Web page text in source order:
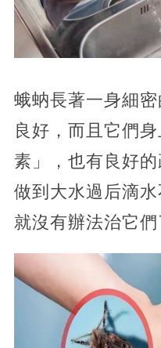
蛾蚋長著一身細
良好，而且它們
素」，也有良好
做到大水過后滴
就沒有辦法治它們